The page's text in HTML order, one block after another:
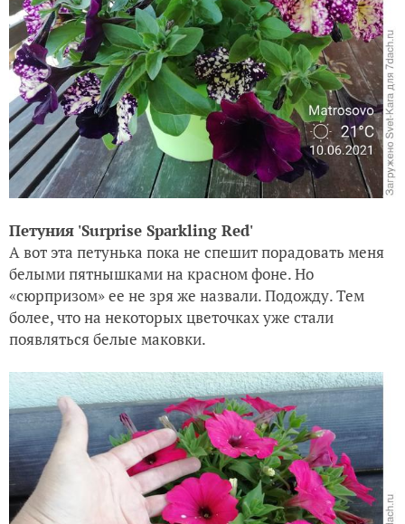
Петуния 'Surprise Sparkling Red'
А вот эта петунька пока не спешит порадовать меня
белыми пятнышками на красном фоне. Но
«сюрпризом» ее не зря же назвали. Подожду. Тем
более, что на некоторых цветочках уже стали
появляться белые маковки.